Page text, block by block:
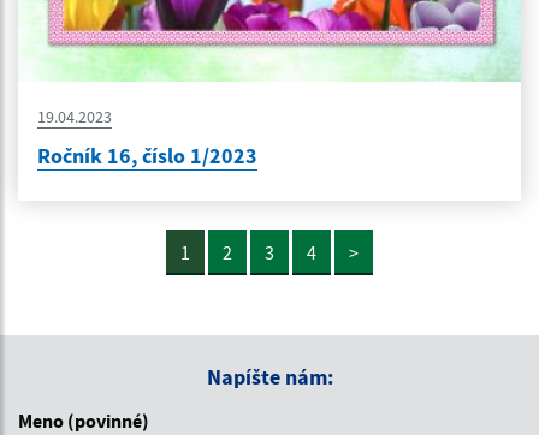
19.04.2023
Ročník 16, číslo 1/2023
1 2 3 4 >
Napíšte nám:
Meno (povinné)